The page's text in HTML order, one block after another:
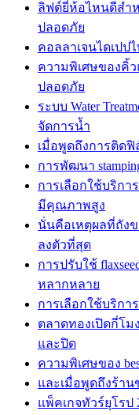
ลิฟต์ยี่ห้อไหนดีสำ
ปลอดภัย
คอลลาเจนไดเปป
ความพิเศษของคิ้
ปลอดภัย
ระบบ Water
จัดการน้ำ
เมื่อพูดถึงการติด
การพัฒนา
การเลือกใช้บริก
มีคุณภาพสูง
นั่นคือเหตุผลที่ถัง
ลงตัวที่สุด
การปรับใช้
หลากหลาย
การเลือกใช้บริก
ตลาดทองเปิดกี่โม
และปิด
ความพิเศษของ
และเมื่อพูดถึงร้า
แพ็คเกจทัวร์ยุโร